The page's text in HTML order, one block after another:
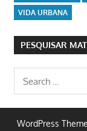
VIDA URBANA
PESQUISAR
WordPress